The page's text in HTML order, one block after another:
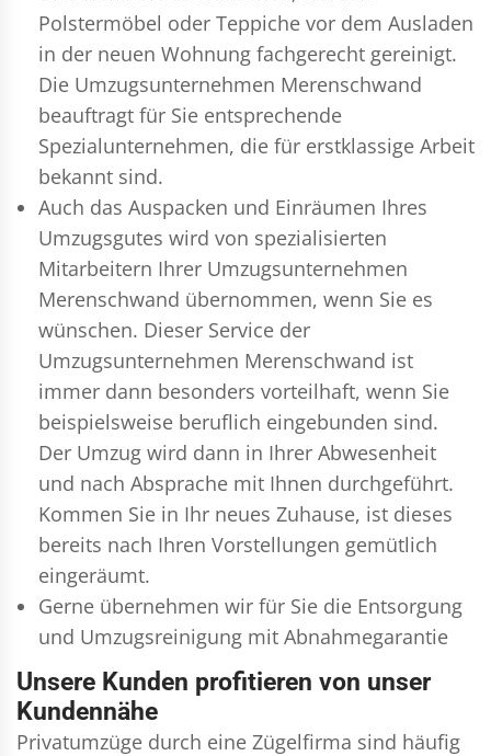
Polstermöbel oder Teppiche vor dem Ausladen
in der neuen Wohnung fachgerecht gereinigt.
Die Umzugsunternehmen Merenschwand
beauftragt für Sie entsprechende
Spezialunternehmen, die für erstklassige Arbeit
bekannt sind.
Auch das Auspacken und Einräumen Ihres
Umzugsgutes wird von spezialisierten
Mitarbeitern Ihrer Umzugsunternehmen
Merenschwand übernommen, wenn Sie es
wünschen. Dieser Service der
Umzugsunternehmen Merenschwand ist
immer dann besonders vorteilhaft, wenn Sie
beispielsweise beruflich eingebunden sind.
Der Umzug wird dann in Ihrer Abwesenheit
und nach Absprache mit Ihnen durchgeführt.
Kommen Sie in Ihr neues Zuhause, ist dieses
bereits nach Ihren Vorstellungen gemütlich
eingeräumt.
Gerne übernehmen wir für Sie die Entsorgung
und Umzugsreinigung mit Abnahmegarantie
Unsere Kunden profitieren von unser
Kundennähe
Privatumzüge durch eine Zügelfirma sind häufig